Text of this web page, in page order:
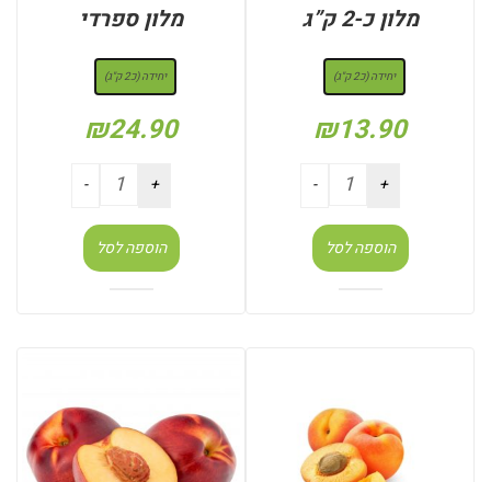
מלון כ-2 ק”ג
יחידה (כ2 ק"ג)
₪13.90
הוספה לסל
מלון ספרדי
יחידה (כ2 ק"ג)
₪24.90
הוספה לסל